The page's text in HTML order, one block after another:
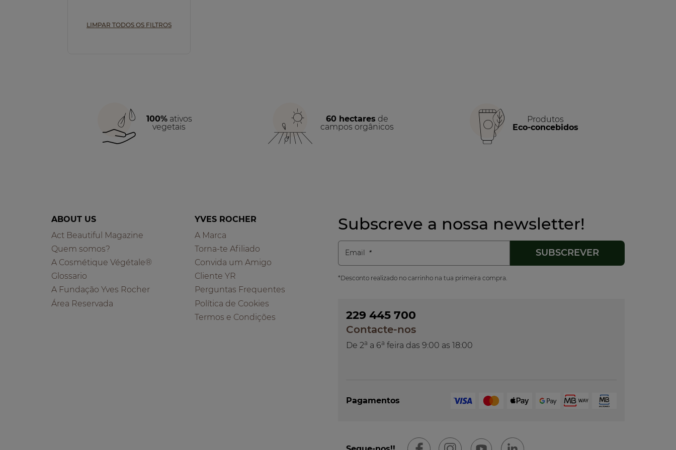
LIMPAR TODOS OS FILTROS
100%ativos
vegetais
60 hectares de
campos orgânicos
Produtos
Eco-concebidos
ABOUT US
Act Beautiful Magazine
Quem somos?
A Cosmétique Végétale®
Glossario
A Fundação Yves Rocher
Área Reservada
YVES ROCHER
A Marca
Torna-te Afiliado
Convida um Amigo
Cliente YR
Perguntas Frequentes
Política de Cookies
Termos e Condições
Subscreve a nossa newsletter!
Email
*Desconto realizado no carrinho na tua primeira compra.
229 445 700
Contacte-nos
De 2a a 6a feira das 9:00 as 18:00
Pagamentos